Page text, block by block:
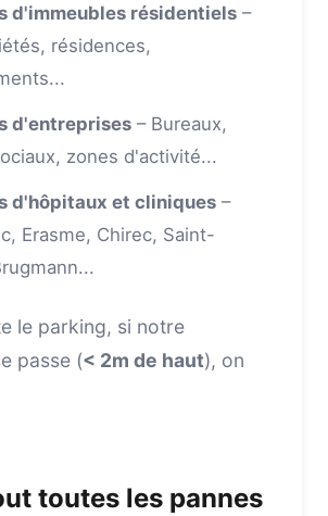
d'immeubles résidentiels –
résidences,
d'entreprises – Bureaux,
zones d'activité...
d'hôpitaux et cliniques –
Erasme, Chirec, Saint-
le parking, si notre
passe (< 2m de haut), on
toutes les pannes